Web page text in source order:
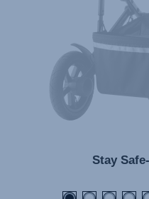
Kullanım talimatı
Stay